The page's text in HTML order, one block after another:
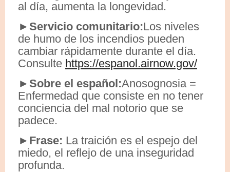
al día, aumenta la longevidad.
►Servicio comunitario:Los niveles
de humo de los incendios pueden
cambiar rápidamente durante el día.
Consulte https://espanol.airnow.gov/
►Sobre el español:Anosognosia =
Enfermedad que consiste en no tener
conciencia del mal notorio que se
padece.
►Frase: La traición es el espejo del
miedo, el reflejo de una inseguridad
profunda.